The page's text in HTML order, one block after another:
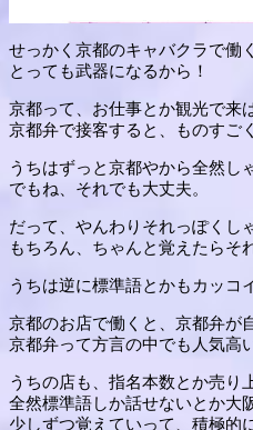
せっかく京都のキャバクラで働
とっても武器になるから！
京都って、お仕事とか観光で来
京都弁で接客すると、ものすご
うちはずっと京都やから全然し
でもね、それでも大丈夫。
だって、やんわりそれっぽくし
もちろん、ちゃんと覚えたらそ
うちは逆に標準語とかもカッコ
京都のお店で働くと、京都弁が
京都弁って方言の中でも人気高
うちの店も、指名本数とか売り
全然標準語しか話せないとか大
少しずつ覚えていって、積極的